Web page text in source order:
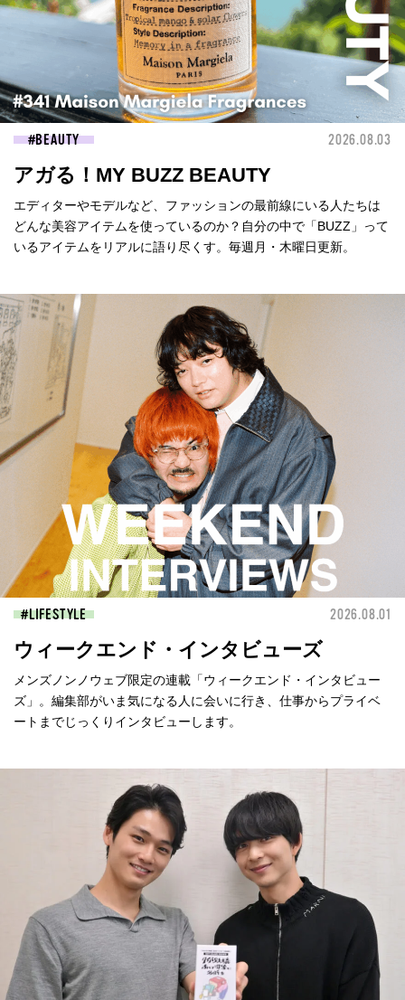
BEAUTY 2026.08.03
アガる！MY BUZZ BEAUTY
エディターやモデルなど、ファッションの最前線にいる人たちは
どんな美容アイテムを使っているのか？自分の中で「BUZZ」って
いるアイテムをリアルに語り尽くす。毎週月・木曜日更新。
LIFESTYLE 2026.08.01
ウィークエンド・インタビューズ
メンズノンノウェブ限定の連載「ウィークエンド・インタビュー
ズ」。編集部がいま気になる人に会いに行き、仕事からプライベ
ートまでじっくりインタビューします。